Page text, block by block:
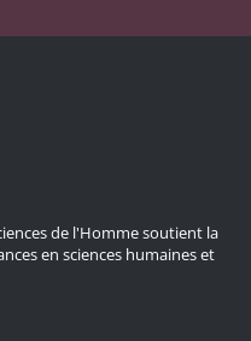
de l'Homme soutient la
en sciences humaines et